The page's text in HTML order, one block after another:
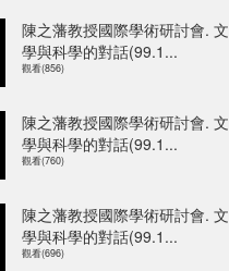
陳之藩教授國際學術研討會. 文
學與科學的對話(99.1...
觀看(856)
陳之藩教授國際學術研討會. 文
學與科學的對話(99.1...
觀看(760)
陳之藩教授國際學術研討會. 文
學與科學的對話(99.1...
觀看(696)